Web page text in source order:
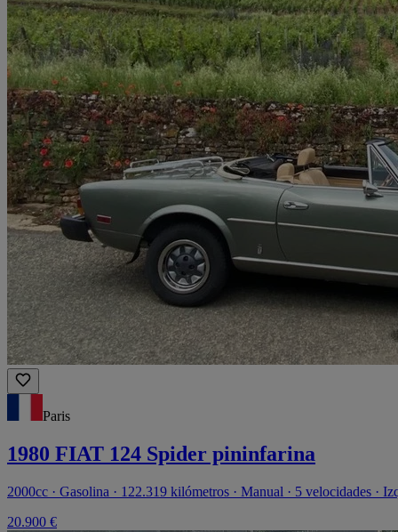
Paris
1980 FIAT 124 Spider pininfarina
2000cc · Gasolina · 122.319 kilómetros · Manual · 5 velocidades ·
20.900 €